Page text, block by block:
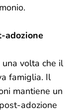
adozione
volta che il
famiglia. Il
mantiene un
adozione